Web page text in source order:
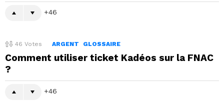
46
46 Votes ARGENT GLOSSAIRE
Comment utiliser ticket Kadéos sur la FNAC
?
46